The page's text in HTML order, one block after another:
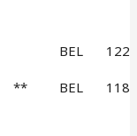
BEL 122
** BEL 118